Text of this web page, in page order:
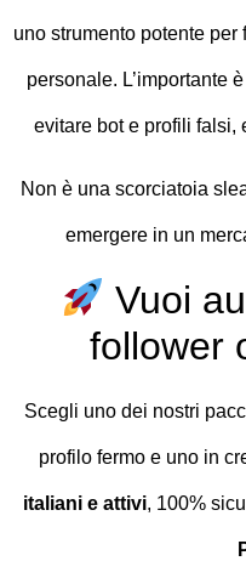
uno strumento potente
personale. L’importante
evitare bot e profili falsi,
Non è una scorciatoia
emergere in un
Vuoi
follower
Scegli uno dei nostri
profilo fermo e uno in
italiani e attivi, 100%